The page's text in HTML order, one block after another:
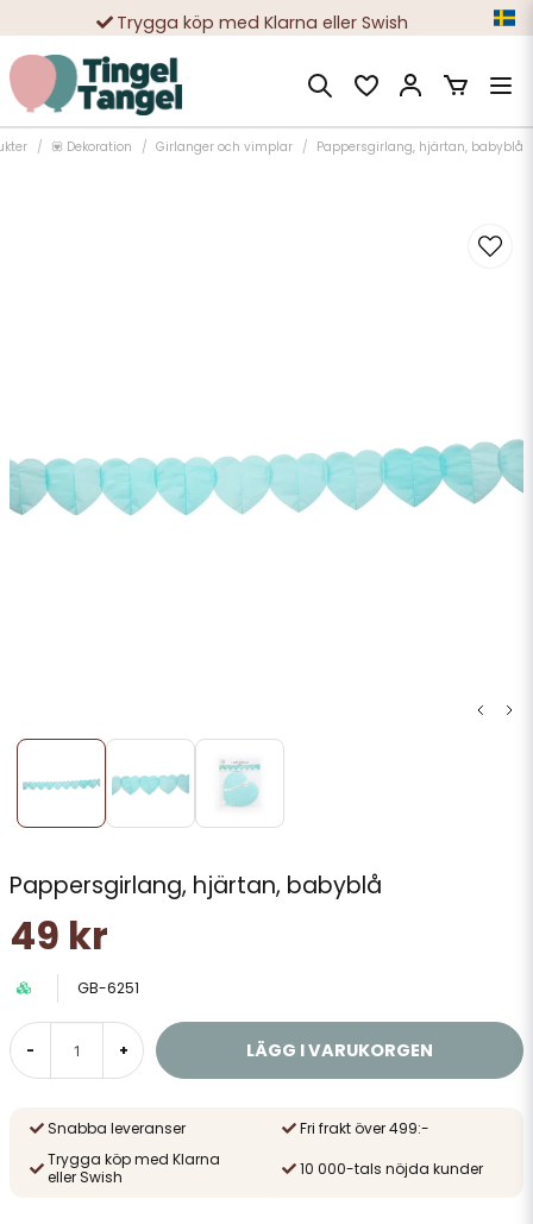
Trygga köp med Klarna eller Swish
10 000-tals nöjda kunder
💟 Dekoration Girlanger och vimplar Pappersgirlang, hjärtan, babyblå
Pappersgirlang, hjärtan, babyblå
49 kr
GB-6251
- + LÄGG I VARUKORGEN
Snabba leveranser
Fri frakt över 499:-
Trygga köp med Klarna
eller Swish
10 000-tals nöjda kunder